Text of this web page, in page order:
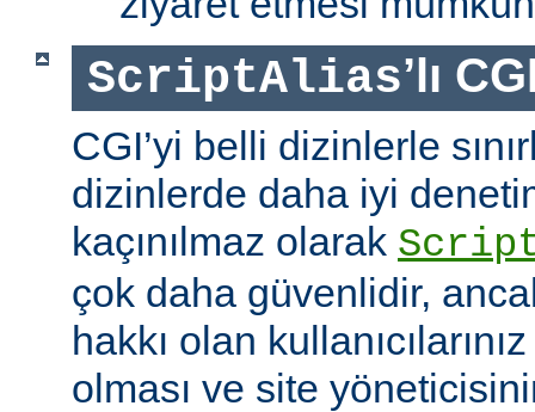
ScriptAlias’lı
CGI’yi belli dizinlerle
dizinlerde daha iyi
kaçınılmaz olarak
çok daha güvenlidir,
hakkı olan
olması ve site